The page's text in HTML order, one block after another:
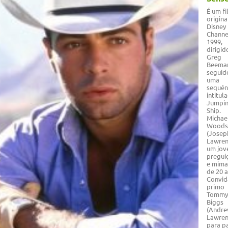
É um
Disney
1999,
Greg
uma
Ship.
Woods
um
e
de 20
primo
Tommy
Biggs
para